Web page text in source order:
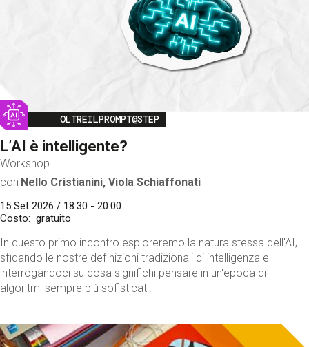
Image
OLTREILPROMPT@STEP
L’AI è intelligente?
Workshop
con Nello Cristianini, Viola Schiaffonati
15 Set 2026 / 18:30 - 20:00
Costo
gratuito
In questo primo incontro esploreremo la natura stessa dell'AI,
sfidando le nostre definizioni tradizionali di intelligenza e
interrogandoci su cosa significhi pensare in un'epoca di
algoritmi sempre più sofisticati.